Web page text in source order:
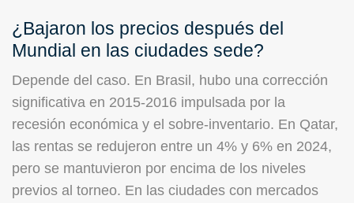
¿Bajaron los precios después del
Mundial en las ciudades sede?
Depende del caso. En Brasil, hubo una corrección
significativa en 2015-2016 impulsada por la
recesión económica y el sobre-inventario. En Qatar,
las rentas se redujeron entre un 4% y 6% en 2024,
pero se mantuvieron por encima de los niveles
previos al torneo. En las ciudades con mercados